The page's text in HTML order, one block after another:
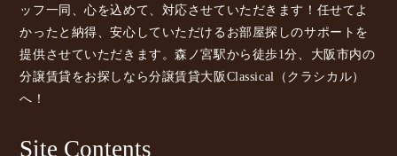
ッフ一同、心を込めて、対応させていただきます！任せてよ
かったと納得、安心していただけるお部屋探しのサポートを
提供させていただきます。森ノ宮駅から徒歩1分、大阪市内の
分譲賃貸をお探しなら分譲賃貸大阪Classical（クラシカル）
へ！
Site Contents